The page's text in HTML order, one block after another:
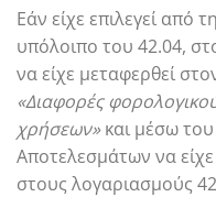
Εάν είχε επιλεγεί από
υπόλοιπο του 42.04,
να είχε μεταφερθεί
«Διαφορές
χρήσεων»και μέσω του
Αποτελεσμάτων να
στους λογαριασμούς